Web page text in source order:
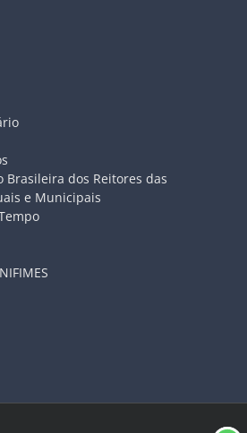
Brasileira dos Reitores das
e Municipais